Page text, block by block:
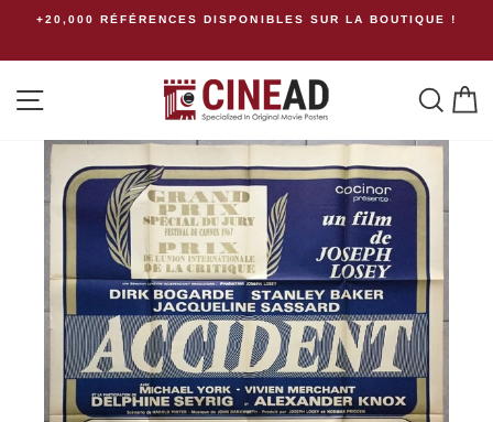
Passer+20,000 RÉFÉRENCES DISPONIBLES SUR LA BOUTIQUE !